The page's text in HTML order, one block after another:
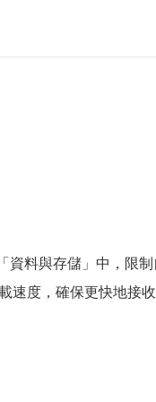
料與存儲」中，限
度，確保更快地接收